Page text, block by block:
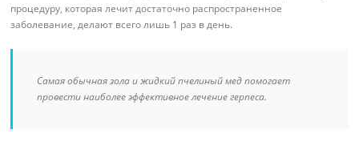
процедуру, которая лечит достаточно распространенное
заболевание, делают всего лишь 1 раз в день.
Самая обычная зола и жидкий пчелиный мед помогает
провести наиболее эффективное лечение герпеса.